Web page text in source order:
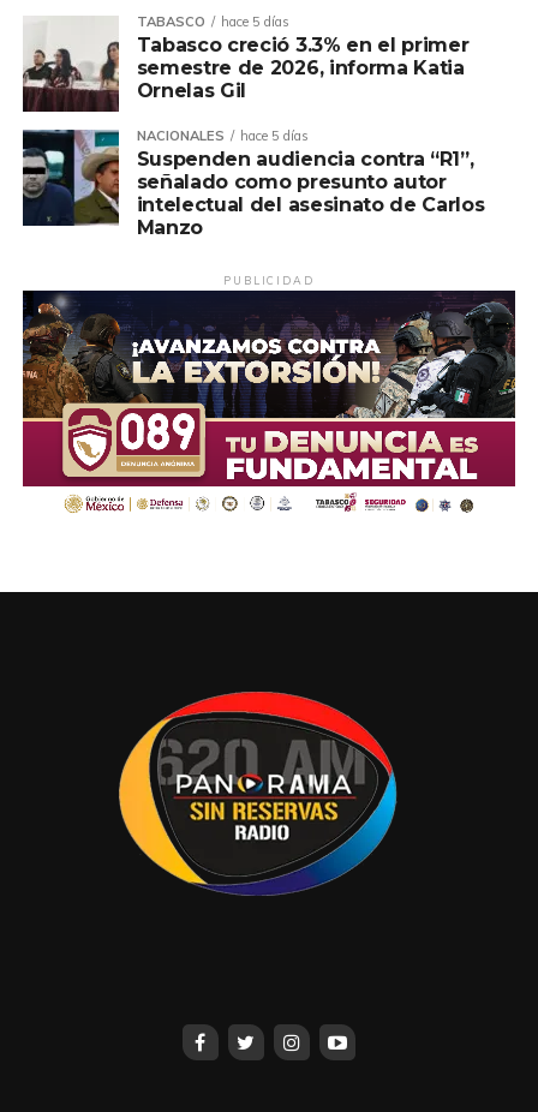
TABASCO hace 5 días
Tabasco creció 3.3% en el primer
semestre de 2026, informa Katia
Ornelas Gil
NACIONALES hace 5 días
Suspenden audiencia contra “R1”,
señalado como presunto autor
intelectual del asesinato de Carlos
Manzo
PUBLICIDAD